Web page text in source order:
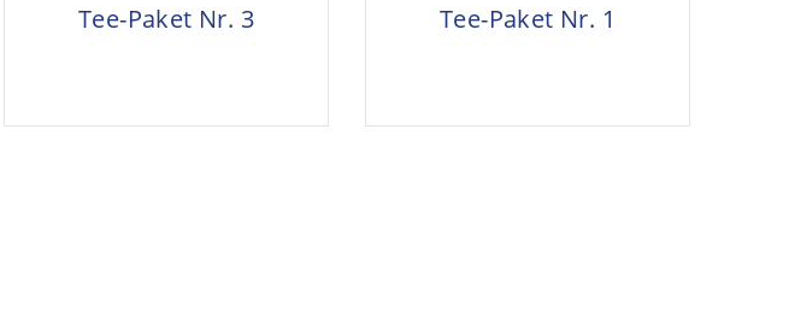
Tee-Paket Nr. 3 Tee-Paket Nr. 1